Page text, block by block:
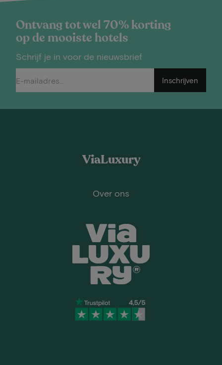
Ontvang tot wel 70% korting
op de mooiste hotels
Schrijf je in voor de nieuwsbrief
Inschrijven
ViaLuxury
Over ons